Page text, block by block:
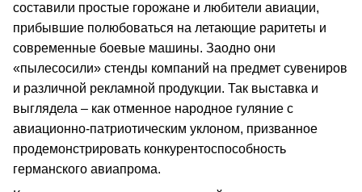
составили простые горожане и любители авиации,
прибывшие полюбоваться на летающие раритеты и
современные боевые машины. Заодно они
«пылесосили» стенды компаний на предмет сувениров
и различной рекламной продукции. Так выставка и
выглядела – как отменное народное гуляние с
авиационно-патриотическим уклоном, призванное
продемонстрировать конкурентоспособность
германского авиапрома.